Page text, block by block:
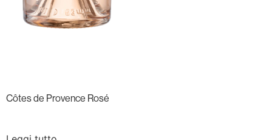
Côtes de Provence Rosé